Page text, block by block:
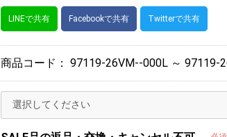
LINEで共有 Facebookで共有 Twitterで共有
商品コード： 97119-26VM--000L ～ 97119-